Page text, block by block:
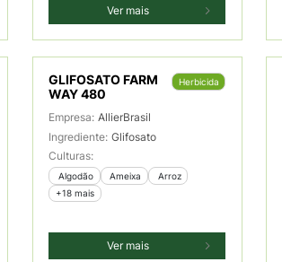
Ver mais
GLIFOSATO FARM
WAY 480
Herbicida
Empresa: AllierBrasil
Ingrediente: Glifosato
Culturas:
Algodão Ameixa
Arroz
+18 mais
Ver mais